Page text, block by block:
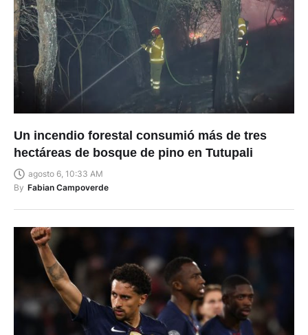
Un incendio forestal consumió más de tres
hectáreas de bosque de pino en Tutupali
agosto 6, 10:33 AM
By Fabian Campoverde